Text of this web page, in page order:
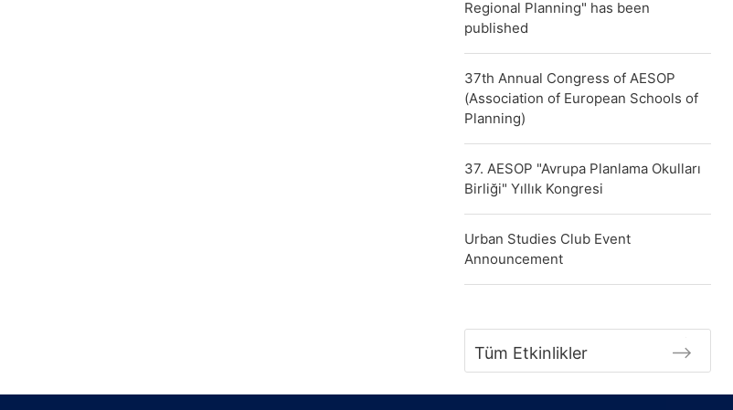
Regional Planning" has been
published
37th Annual Congress of AESOP
(Association of European Schools of
Planning)
37. AESOP "Avrupa Planlama Okulları
Birliği" Yıllık Kongresi
Urban Studies Club Event
Announcement
Tüm Etkinlikler